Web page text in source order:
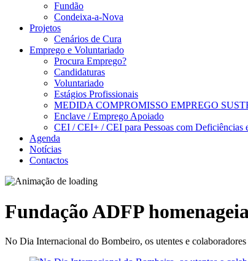
Fundão
Condeixa-a-Nova
Projetos
Cenários de Cura
Emprego e Voluntariado
Procura Emprego?
Candidaturas
Voluntariado
Estágios Profissionais
MEDIDA COMPROMISSO EMPREGO
Enclave / Emprego Apoiado
CEI / CEI+ / CEI para Pessoas com Deficiências
Agenda
Notícias
Contactos
Fundação ADFP
No Dia Internacional do Bombeiro, os utentes e